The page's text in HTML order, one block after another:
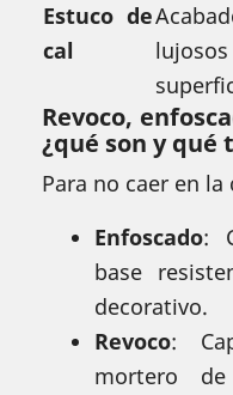
Estuco de
cal
Revoco,
¿qué son y qué
Para no caer en
Enfoscado:
base
decorativo.
Revoco:
mortero